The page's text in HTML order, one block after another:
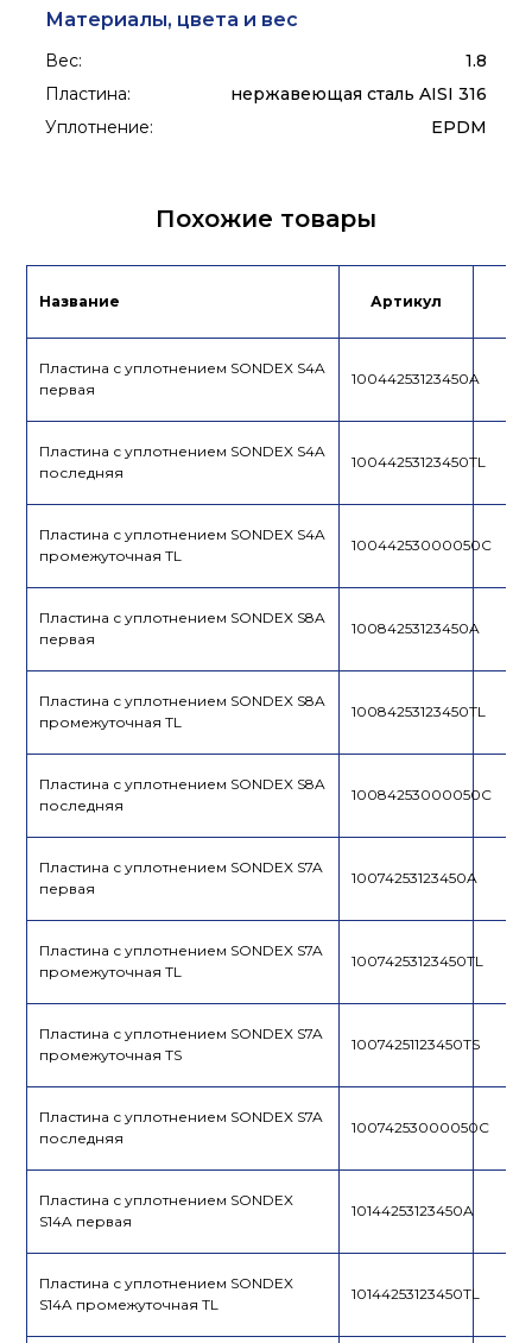
Материалы, цвета и вес
Вес:
1.8
Пластина:
нержавеющая сталь AISI 316
Уплотнение: EPDM
Похожие товары
Название Артикул
Пластина с уплотнением SONDEX S4A
первая
10044253123450A
Пластина с уплотнением SONDEX S4A
последняя
10044253123450TL
Пластина с уплотнением SONDEX S4A
промежуточная TL
10044253000050C
Пластина с уплотнением SONDEX S8A
первая
10084253123450A
Пластина с уплотнением SONDEX S8A
промежуточная TL
10084253123450TL
Пластина с уплотнением SONDEX S8A
последняя
10084253000050C
Пластина с уплотнением SONDEX S7A
первая
10074253123450A
Пластина с уплотнением SONDEX S7A
промежуточная TL
10074253123450TL
Пластина с уплотнением SONDEX S7A
промежуточная TS
10074251123450TS
Пластина с уплотнением SONDEX S7A
последняя
10074253000050C
Пластина с уплотнением SONDEX
S14A первая
10144253123450A
Пластина с уплотнением SONDEX
S14A промежуточная TL
10144253123450TL